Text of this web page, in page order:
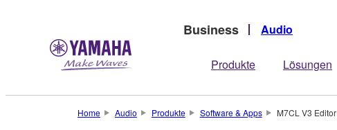
Business Audio
Produkte Lösungen
Home Audio Produkte Software & Apps M7CL V3 Editor